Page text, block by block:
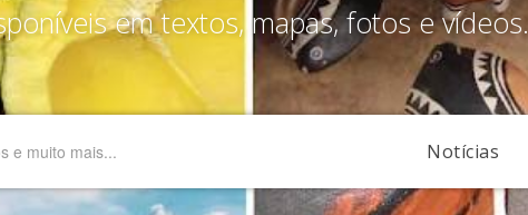
em textos, mapas, fotos e vídeos.
Notícias